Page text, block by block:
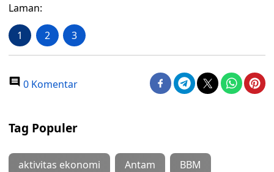
Laman:
1 2 3
0 Komentar
Tag Populer
aktivitas ekonomi Antam BBM